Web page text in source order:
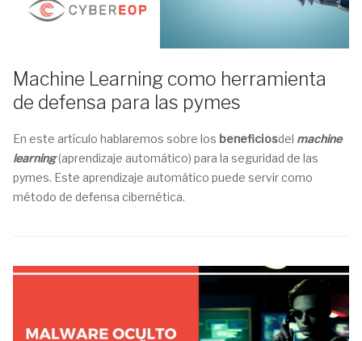
Machine Learning como herramienta
de defensa para las pymes
En este artículo hablaremos sobre los beneficiosdel machine
learning(aprendizaje automático) para la seguridad de las
pymes. Este aprendizaje automático puede servir como
método de defensa cibernética.